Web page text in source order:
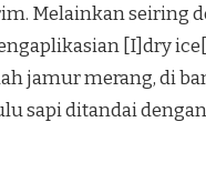
Melainkan seiring
[I]dry
jamur merang, di
sapi ditandai